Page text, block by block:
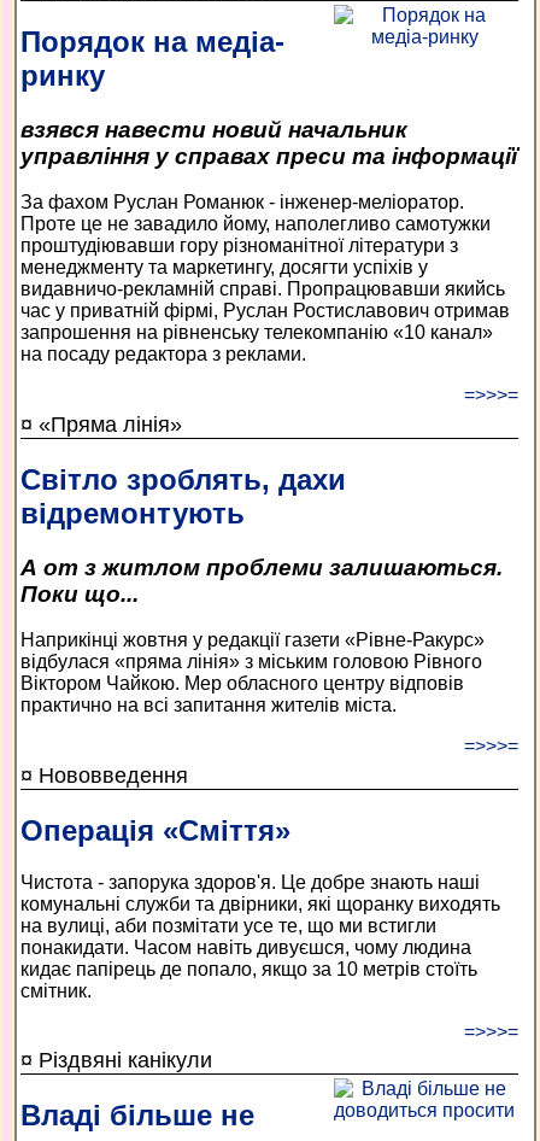
Порядок на медіа-
ринку
взявся навести новий начальник
управління у справах преси та інформації
За фахом Руслан Романюк - інженер-меліоратор.
Проте це не завадило йому, наполегливо самотужки
проштудіювавши гору різноманітної літератури з
менеджменту та маркетингу, досягти успіхів у
видавничо-рекламній справі. Пропрацювавши якийсь
час у приватній фірмі, Руслан Ростиславович отримав
запрошення на рівненську телекомпанію «10 канал»
на посаду редактора з реклами.
=>>>=
¤ «Пряма лінія»
Світло зроблять, дахи
відремонтують
А от з житлом проблеми залишаються.
Поки що...
Наприкінці жовтня у редакції газети «Рівне-Ракурс»
відбулася «пряма лінія» з міським головою Рівного
Віктором Чайкою. Мер обласного центру відповів
практично на всі запитання жителів міста.
=>>>=
¤ Нововведення
Операція «Сміття»
Чистота - запорука здоров'я. Це добре знають наші
комунальні служби та двірники, які щоранку виходять
на вулиці, аби позмітати усе те, що ми встигли
понакидати. Часом навіть дивуєшся, чому людина
кидає папірець де попало, якщо за 10 метрів стоїть
смітник.
=>>>=
¤ Різдвяні канікули
Владі більше не